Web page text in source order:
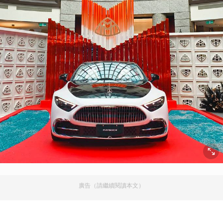
廣告（請繼續閱讀本文）